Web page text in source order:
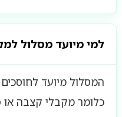
למי מיועד מסלול
המסלול מיועד
כלומר מקבלי קצבה